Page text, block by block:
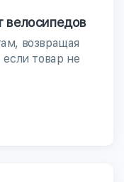
велосипедов
возвращая
товар не